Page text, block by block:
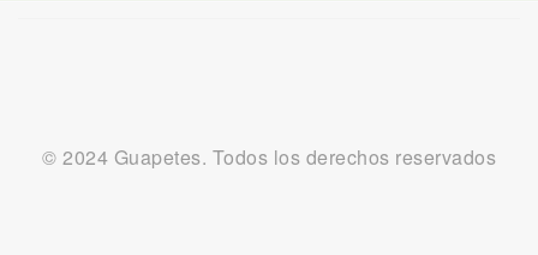
© 2024 Guapetes. Todos los derechos reservados